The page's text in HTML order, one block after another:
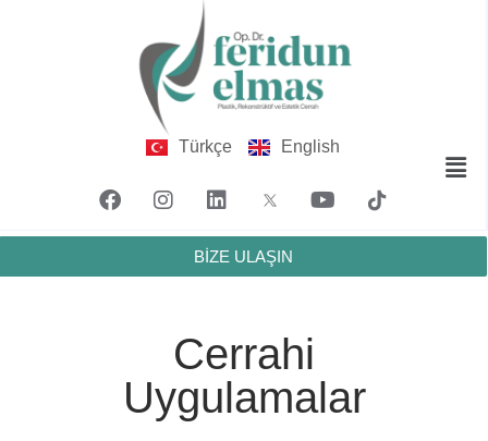
Türkçe English
BİZE ULAŞIN
Cerrahi
Uygulamalar